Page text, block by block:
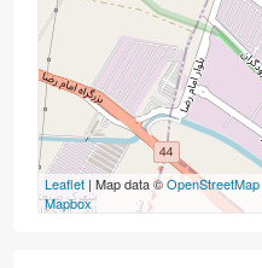
Leaflet | Map data ©OpenStreetMap
Mapbox